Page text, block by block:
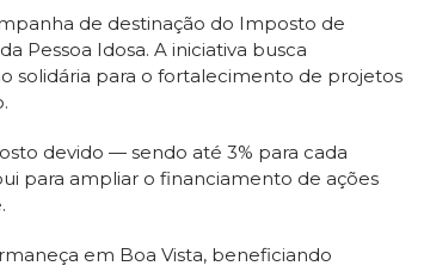
de destinação do Imposto de
Pessoa Idosa. A iniciativa busca
solidária para o fortalecimento de projetos
devido — sendo até 3% para cada
para ampliar o financiamento de ações
em Boa Vista, beneficiando